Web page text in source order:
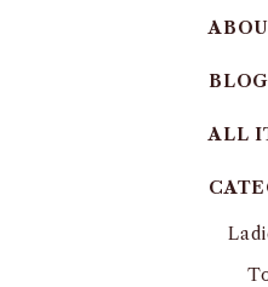
BLOG
ALL